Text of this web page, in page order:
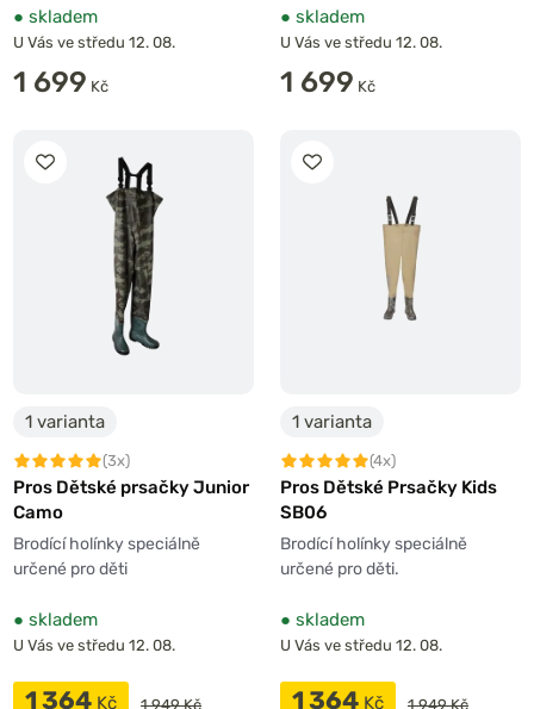
● skladem
U Vás ve středu 12. 08.
1 699 Kč
● skladem
U Vás ve středu 12. 08.
1 699 Kč
1 varianta
(3x)
Pros Dětské prsačky Junior
Camo
Brodící holínky speciálně
určené pro děti
● skladem
U Vás ve středu 12. 08.
1 364 Kč 1 949 Kč
1 varianta
(4x)
Pros Dětské Prsačky Kids
SB06
Brodící holínky speciálně
určené pro děti.
● skladem
U Vás ve středu 12. 08.
1 364 Kč 1 949 Kč